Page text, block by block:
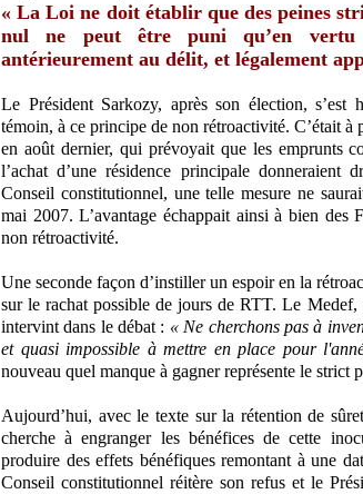
« La Loi ne doit établir que des peines
nul ne peut être puni qu’en vertu
antérieurement au délit, et légalement
Le Président Sarkozy, après son élection, s’est
témoin, à ce principe de non rétroactivité. C’était
en août dernier, qui prévoyait que les
l’achat d’une résidence principale
Conseil constitutionnel, une telle mesure ne
mai 2007. L’avantage échappait ainsi à bien des
non rétroactivité.
Une seconde façon d’instiller un espoir en la
sur le rachat possible de jours de RTT. Le
intervint dans le débat : « Ne cherchons pas à
et quasi impossible à mettre en place pour
nouveau quel manque à gagner représente le strict
Aujourd’hui, avec le texte sur la rétention de
cherche à engranger les bénéfices de cette
produire des effets bénéfiques remontant à une
Conseil constitutionnel réitère son refus et le